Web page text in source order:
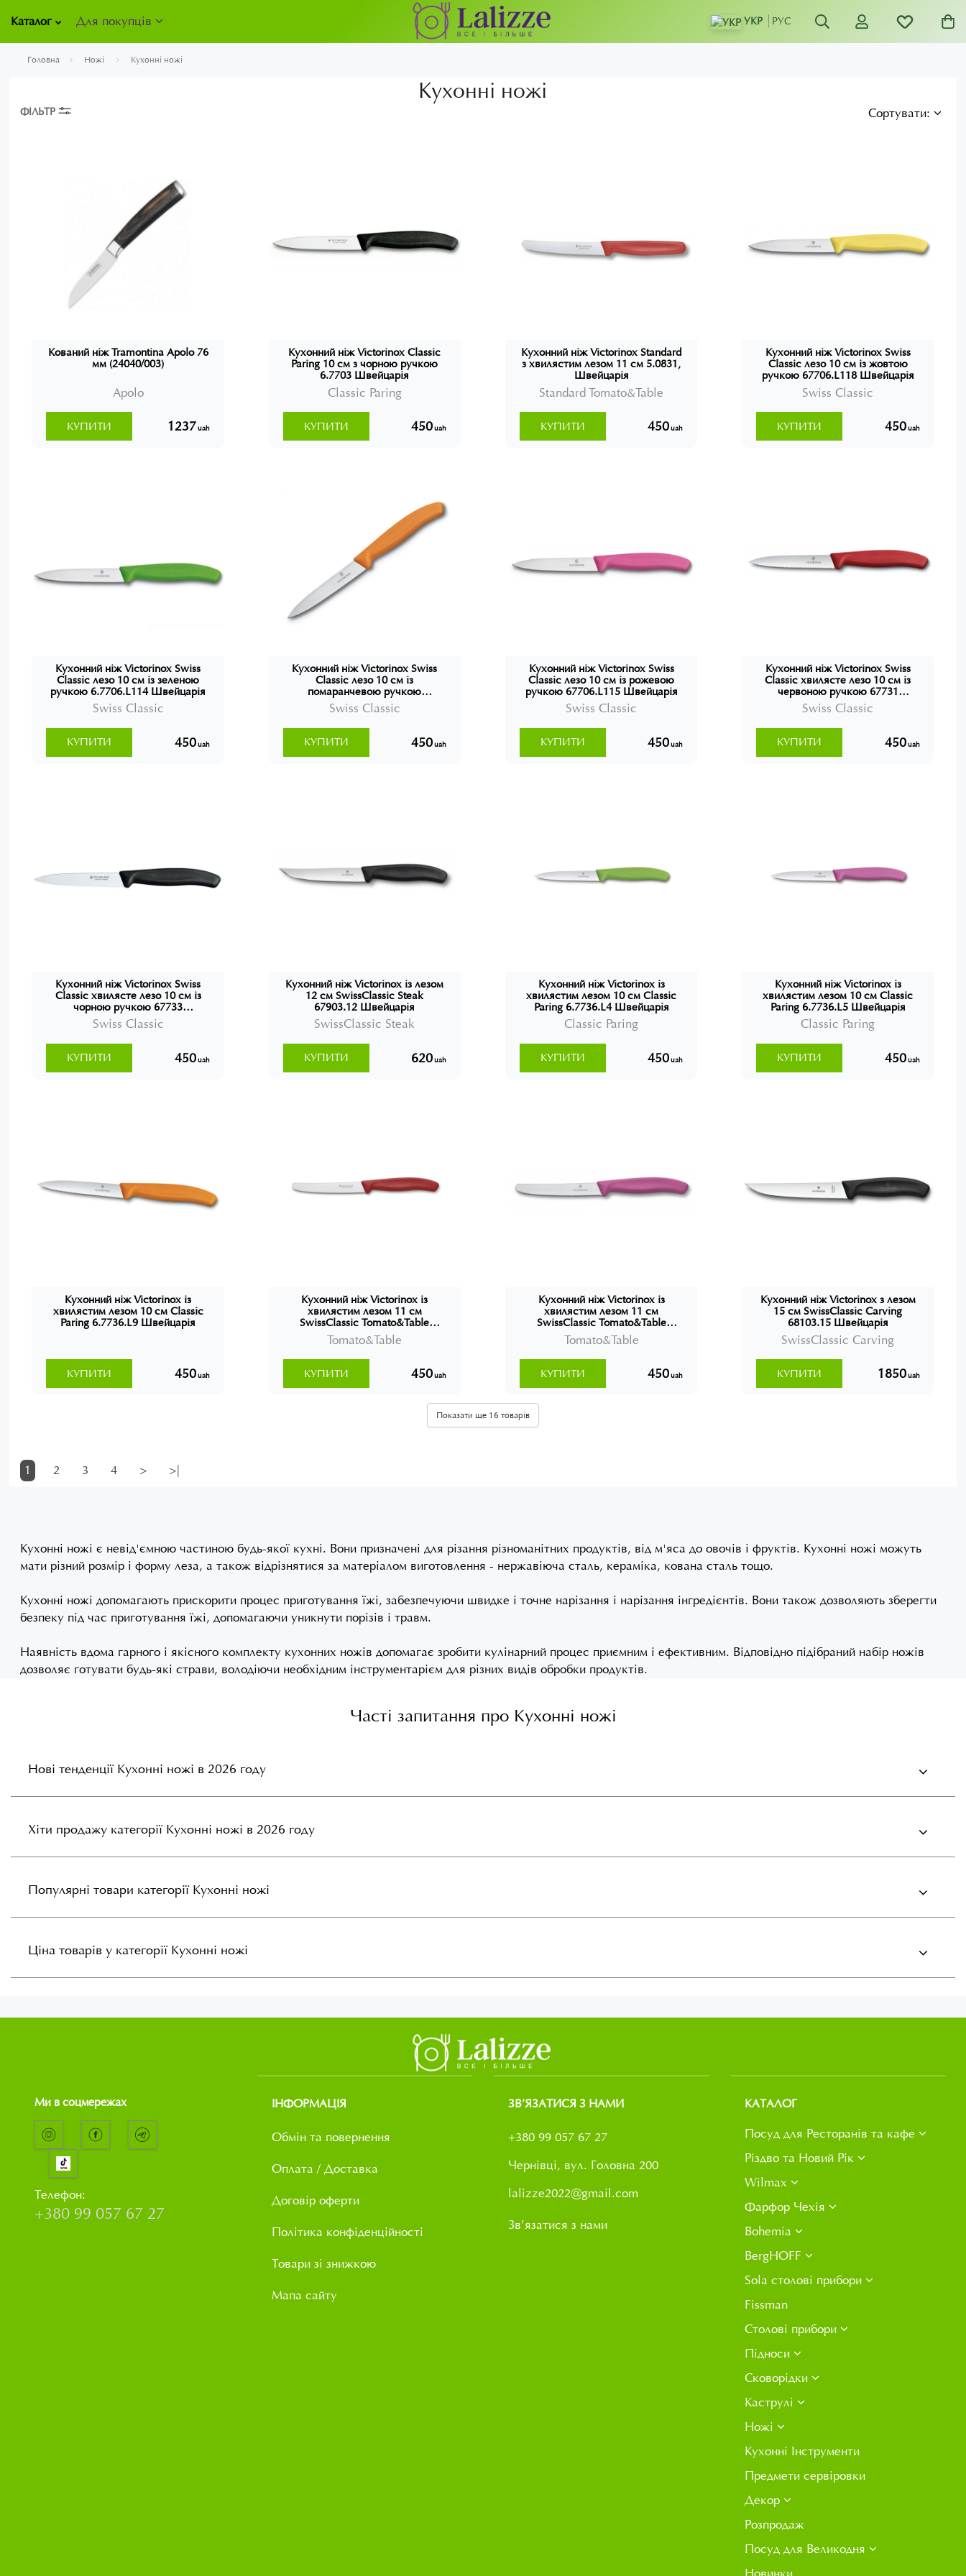
Каталог Для покупців УКР РУС
Головна Ножі Кухонні ножі
Кухонні ножі
ФІЛЬТР Сортувати:
Кований ніж Tramontina Apolo 76
мм (24040/003)
Apolo
1237uah
КУПИТИ
Кухонний ніж Victorinox Classic
Paring 10 см з чорною ручкою
6.7703 Швейцарія
Classic Paring
450uah
КУПИТИ
Кухонний ніж Victorinox Standard
з хвилястим лезом 11 см 5.0831,
Швейцарія
Standard Tomato&Table
450uah
КУПИТИ
Кухонний ніж Victorinox Swiss
Classic лезо 10 см із жовтою
ручкою 67706.L118 Швейцарія
Swiss Classic
450uah
КУПИТИ
Кухонний ніж Victorinox Swiss
Classic лезо 10 см із зеленою
ручкою 6.7706.L114 Швейцарія
Swiss Classic
450uah
КУПИТИ
Кухонний ніж Victorinox Swiss
Classic лезо 10 см із
помаранчевою ручкою
67706.L119 Швейцарія
Swiss Classic
450uah
КУПИТИ
Кухонний ніж Victorinox Swiss
Classic лезо 10 см із рожевою
ручкою 67706.L115 Швейцарія
Swiss Classic
450uah
КУПИТИ
Кухонний ніж Victorinox Swiss
Classic хвилясте лезо 10 см із
червоною ручкою 67731
Швейцарія
Swiss Classic
450uah
КУПИТИ
Кухонний ніж Victorinox Swiss
Classic хвилясте лезо 10 см із
чорною ручкою 67733
Швейцарія
Swiss Classic
450uah
КУПИТИ
Кухонний ніж Victorinox із лезом
12 см SwissClassic Steak
67903.12 Швейцарія
SwissClassic Steak
620uah
КУПИТИ
Кухонний ніж Victorinox із
хвилястим лезом 10 см Classic
Paring 6.7736.L4 Швейцарія
Classic Paring
450uah
КУПИТИ
Кухонний ніж Victorinox із
хвилястим лезом 10 см Classic
Paring 6.7736.L5 Швейцарія
Classic Paring
450uah
КУПИТИ
Кухонний ніж Victorinox із
хвилястим лезом 10 см Classic
Paring 6.7736.L9 Швейцарія
450uah
КУПИТИ
Кухонний ніж Victorinox із
хвилястим лезом 11 см
SwissClassic Tomato&Table
6.7831 Швейцарія
Tomato&Table
450uah
КУПИТИ
Кухонний ніж Victorinox із
хвилястим лезом 11 см
SwissClassic Tomato&Table
67836.L115 Швейцарія
Tomato&Table
450uah
КУПИТИ
Кухонний ніж Victorinox з лезом
15 см SwissClassic Carving
68103.15 Швейцарія
SwissClassic Carving
1850uah
КУПИТИ
Показати ще 16 товарів
1 2 3 4 > >|
Кухонні ножі є невід'ємною частиною будь-якої кухні. Вони призначені для різання різноманітних продуктів, від м'яса до овочів і фруктів. Кухонні ножі можуть
мати різний розмір і форму леза, а також відрізнятися за матеріалом виготовлення - нержавіюча сталь, кераміка, кована сталь тощо.
Кухонні ножі допомагають прискорити процес приготування їжі, забезпечуючи швидке і точне нарізання і нарізання інгредієнтів. Вони також дозволяють зберегти
безпеку під час приготування їжі, допомагаючи уникнути порізів і травм.
Наявність вдома гарного і якісного комплекту кухонних ножів допомагає зробити кулінарний процес приємним і ефективним. Відповідно підібраний набір ножів
дозволяє готувати будь-які страви, володіючи необхідним інструментарієм для різних видів обробки продуктів.
Часті запитання про Кухонні ножі
Нові тенденції Кухонні ножі в 2026 году
Хіти продажу категорії Кухонні ножі в 2026 году
Популярні товари категорії Кухонні ножі
Ціна товарів у категорії Кухонні ножі
Ми в соцмережах
Телефон:
+380 99 057 67 27
ІНФОРМАЦІЯ
Обмін та повернення
Оплата / Доставка
Договір оферти
Політика конфіденційності
Товари зі знижкою
Мапа сайту
ЗВ’ЯЗАТИСЯ З НАМИ
+380 99 057 67 27
Чернівці, вул. Головна 200
lalizze2022@gmail.com
Зв’язатися з нами
КАТАЛОГ
Посуд для Ресторанів та кафе
Різдво та Новий Рік
Wilmax
Фарфор Чехія
Bohemia
BergHOFF
Sola столові прибори
Fissman
Столові прибори
Підноси
Сковорідки
Каструлі
Ножі
Кухонні Інструменти
Предмети сервіровки
Декор
Розпродаж
Посуд для Великодня